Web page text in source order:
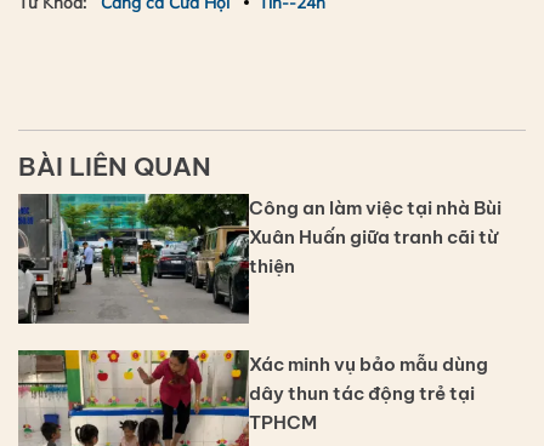
BÀI LIÊN QUAN
Công an làm việc tại nhà Bùi
Xuân Huấn giữa tranh cãi từ
thiện
Xác minh vụ bảo mẫu dùng
dây thun tác động trẻ tại
TPHCM